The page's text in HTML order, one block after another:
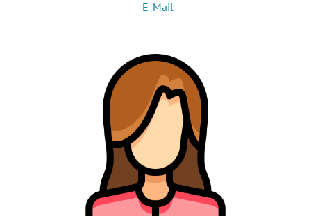
E-Mail